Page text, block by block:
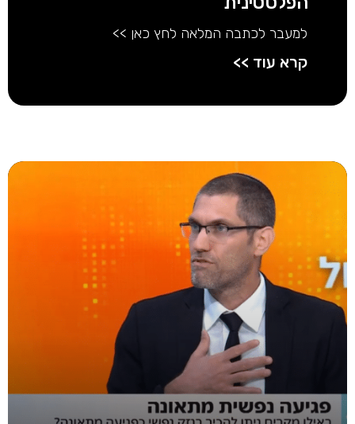
למעבר לכתבה המלאה לחץ כאן >>
קרא עוד >>